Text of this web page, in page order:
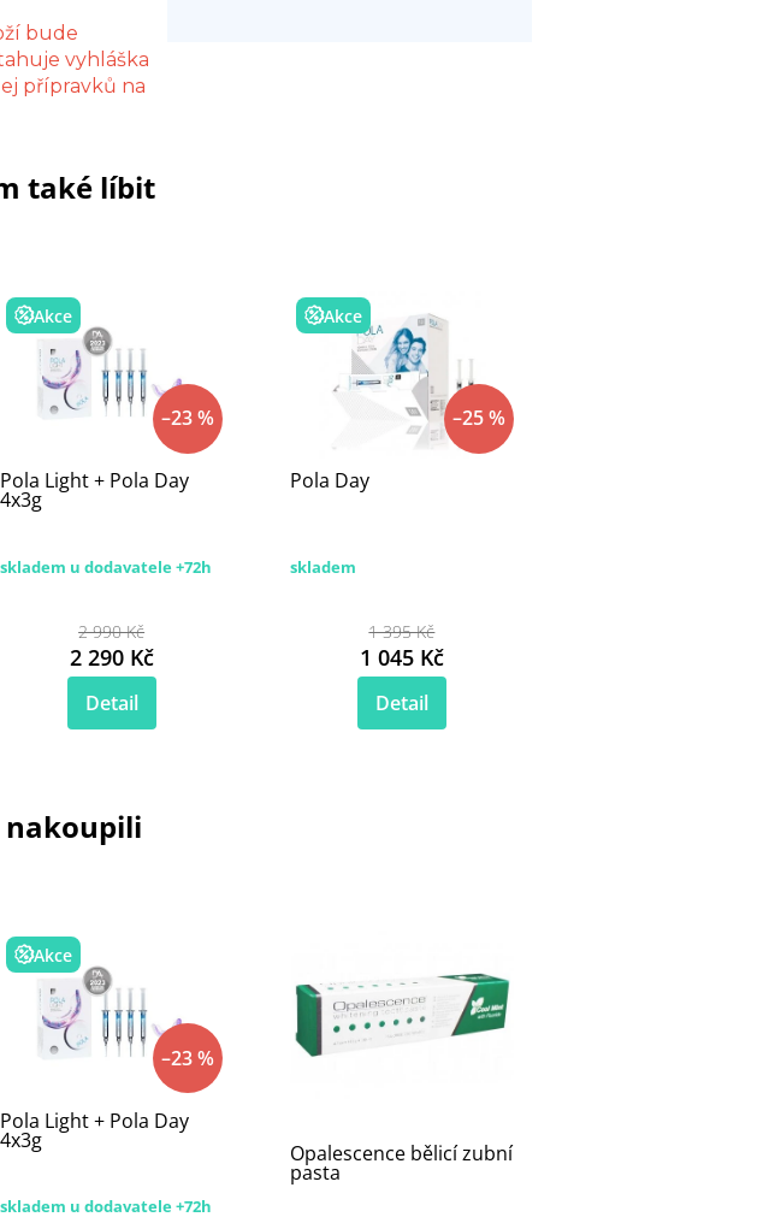
bude
vyhláška
přípravků na
také líbit
Akce
–23 %
Pola Light + Pola Day
4x3g
skladem u dodavatele +72h
2 990 Kč
2 290 Kč
Detail
Akce
–25 %
Pola Day
skladem
1 395 Kč
1 045 Kč
Detail
nakoupili
Akce
–23 %
Pola Light + Pola Day
4x3g
skladem u dodavatele +72h
Opalescence bělicí zubní
pasta